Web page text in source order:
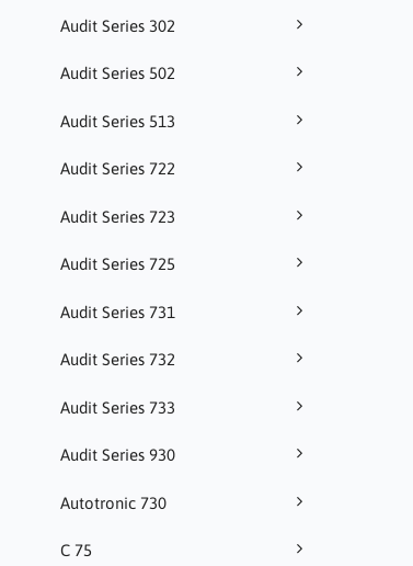
Audit Series 302
Audit Series 502
Audit Series 513
Audit Series 722
Audit Series 723
Audit Series 725
Audit Series 731
Audit Series 732
Audit Series 733
Audit Series 930
Autotronic 730
C 75